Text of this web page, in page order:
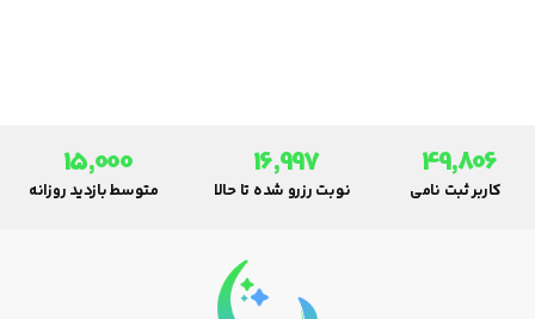
49,806
کاربر ثبت نامی
16,997
نوبت رزرو شده تا حالا
15,000
متوسط بازدید روزانه